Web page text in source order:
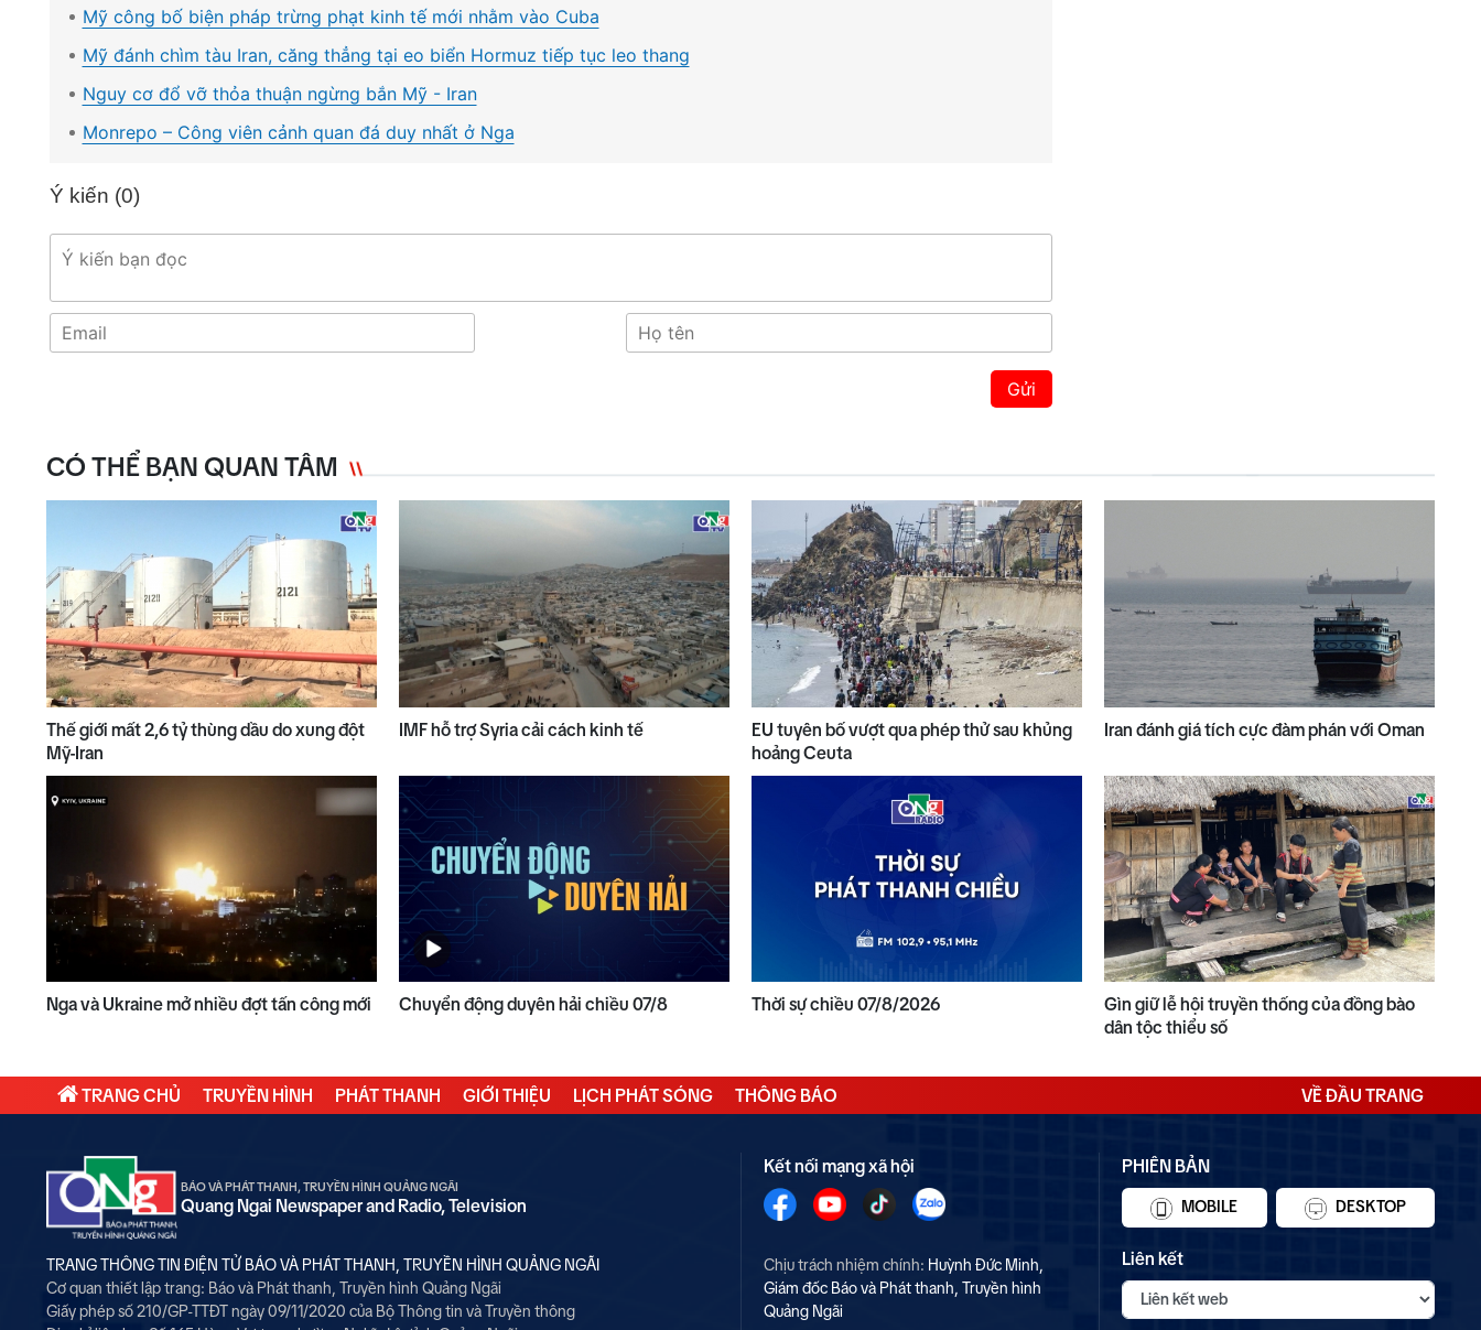
Mỹ công bố biện pháp trừng phạt kinh tế mới nhằm vào Cuba
Mỹ đánh chìm tàu Iran, căng thẳng tại eo biển Hormuz tiếp tục leo thang
Nguy cơ đổ vỡ thỏa thuận ngừng bắn Mỹ - Iran
Monrepo – Công viên cảnh quan đá duy nhất ở Nga
Ý kiến (0)
Gửi
CÓ THỂ BẠN QUAN TÂM
Thế giới mất 2,6 tỷ thùng dầu do xung đột
Mỹ-Iran
IMF hỗ trợ Syria cải cách kinh tế
EU tuyên bố vượt qua phép thử sau khủng
hoảng Ceuta
Iran đánh giá tích cực đàm phán với Oman
Nga và Ukraine mở nhiều đợt tấn công mới Chuyển động duyên hải chiều 07/8 Thời sự chiều 07/8/2026
Gìn giữ lễ hội truyền thống của đồng bào
dân tộc thiểu số
TRANG CHỦ TRUYỀN HÌNH PHÁT THANH GIỚI THIỆU LỊCH PHÁT SÓNG THÔNG BÁO VỀ ĐẦU TRANG
BÁO VÀ PHÁT THANH, TRUYỀN HÌNH QUẢNG NGÃI
Quang Ngai Newspaper and Radio, Television
TRANG THÔNG TIN ĐIỆN TỬ BÁO VÀ PHÁT THANH, TRUYỀN HÌNH QUẢNG NGÃI
Cơ quan thiết lập trang: Báo và Phát thanh, Truyền hình Quảng Ngãi
Giấy phép số 210/GP-TTĐT ngày 09/11/2020 của Bộ Thông tin và Truyền thông
Kết nối mạng xã hội
Chịu trách nhiệm chính: Huỳnh Đức Minh,
Giám đốc Báo và Phát thanh, Truyền hình
Quảng Ngãi
PHIÊN BẢN
MOBILE DESKTOP
Liên kết